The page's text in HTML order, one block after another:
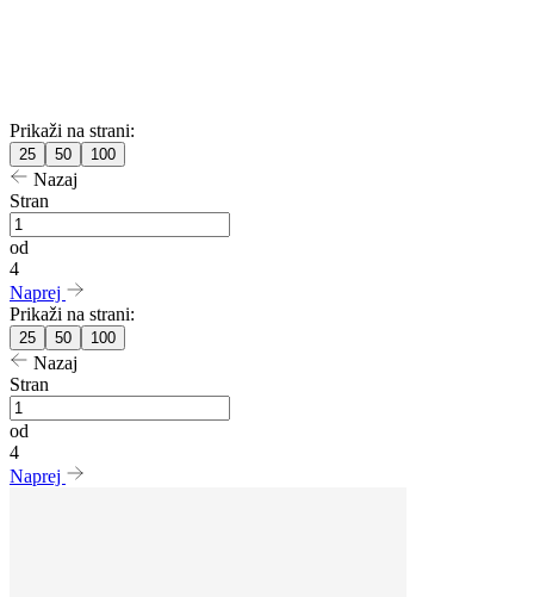
Prikaži na strani:
25 50 100
Nazaj
Stran
od
4
Naprej
Prikaži na strani:
25 50 100
Nazaj
Stran
od
4
Naprej